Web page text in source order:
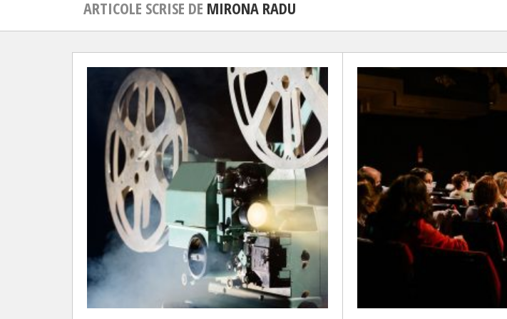
ARTICOLE SCRISE DE MIRONA RADU